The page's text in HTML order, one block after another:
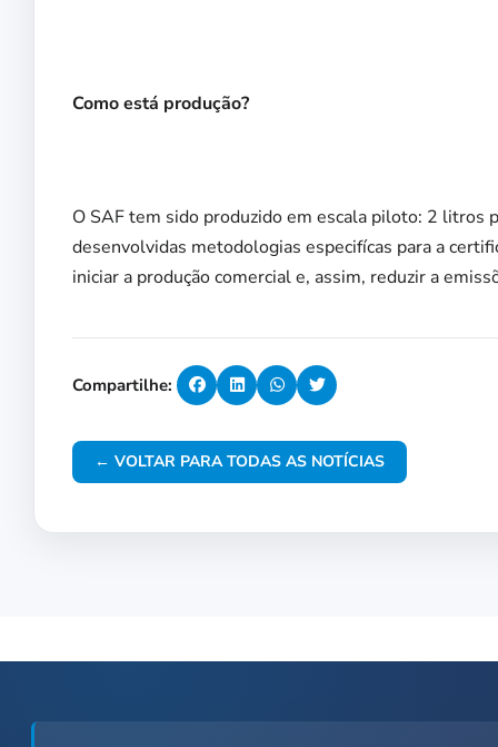
Como está produção?
O SAF tem sido produzido em escala piloto: 2 litros
desenvolvidas metodologias especifícas para a
iniciar a produção comercial e, assim, reduzir a
Compartilhe:
← VOLTAR PARA TODAS AS NOTÍCIAS